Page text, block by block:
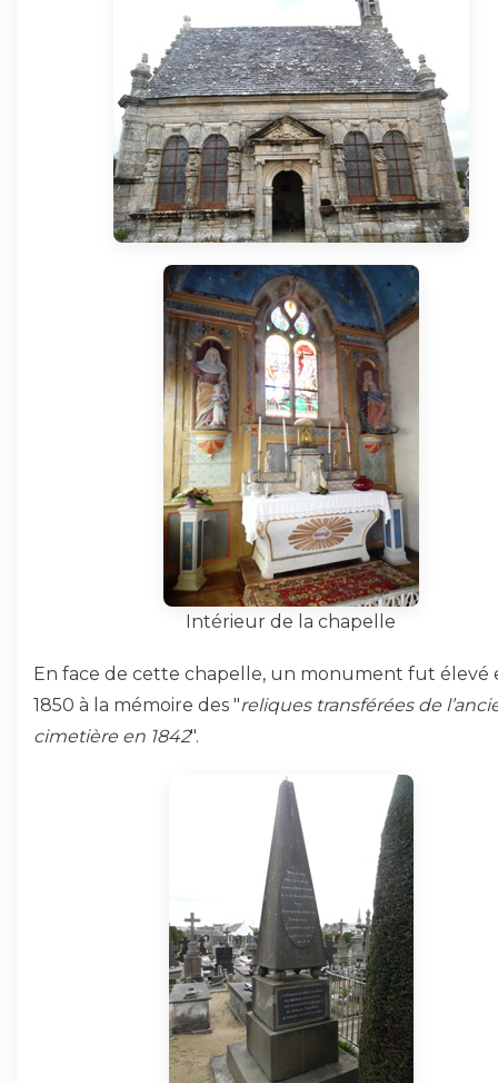
Intérieur de la chapelle
En face de cette chapelle, un monument fut élevé
1850 à la mémoire des "reliques transférées de
cimetière en 1842".